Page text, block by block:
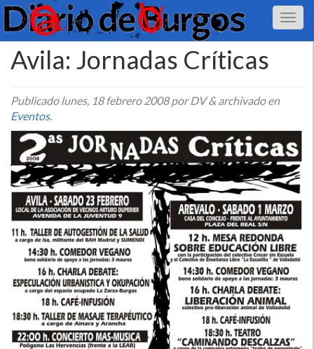
Avila: Jornadas Crí­ticas
Publicadolunes, 18 febrero 2008por DV&archivado en
Eventos.